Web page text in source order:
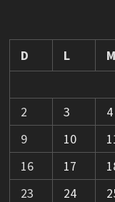
D
L M
2
3 4
9
10
16
17
23
24